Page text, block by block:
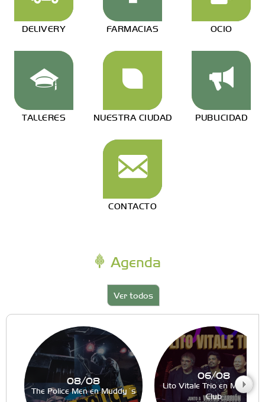
DELIVERY FARMACIAS OCIO
TALLERES NUESTRA CIUDAD PUBLICIDAD
CONTACTO
Agenda
Ver todos
08/08
The Police Men en Muddy´s
06/08
Lito Vitale Trio en Muddy´s
Club